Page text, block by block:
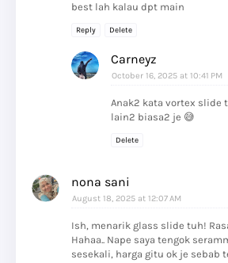
best lah kalau dpt main
Reply Delete
Carneyz
October 16, 2025 at 10:41 PM
Anak2 kata vortex slide
lain2 biasa2 je 😅
Delete
nona sani
August 18, 2025 at 12:07 AM
Ish, menarik glass slide tuh!
Hahaa.. Nape saya tengok
sesekali, harga gitu ok je sebab